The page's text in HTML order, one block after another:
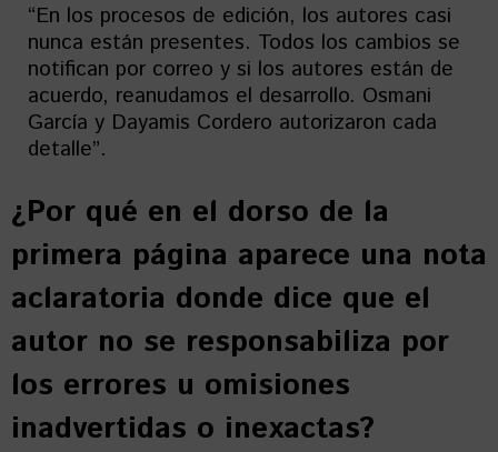
“En los procesos de edición, los autores casi
nunca están presentes. Todos los cambios se
notifican por correo y si los autores están de
acuerdo, reanudamos el desarrollo. Osmani
García y Dayamis Cordero autorizaron cada
detalle”.
¿Por qué en el dorso de la
primera página aparece una nota
aclaratoria donde dice que el
autor no se responsabiliza por
los errores u omisiones
inadvertidas o inexactas?